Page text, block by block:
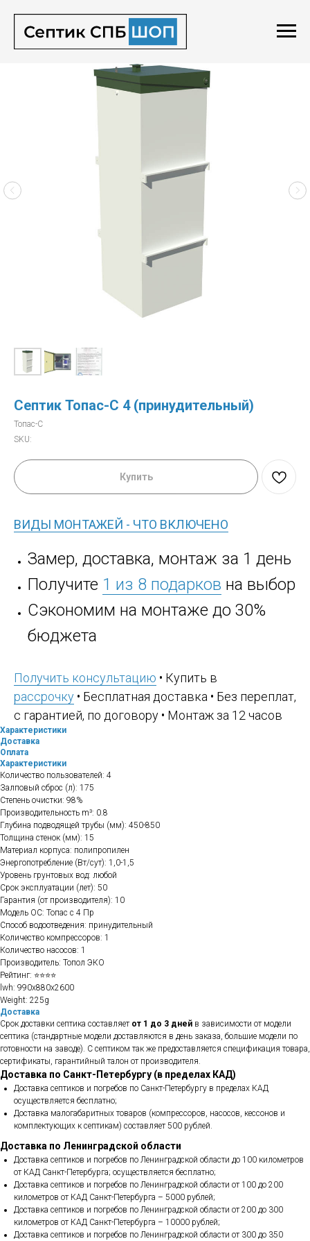
Септик Топас-С 4 (принудительный)
Топас-С
SKU:
Купить
ВИДЫ МОНТАЖЕЙ - ЧТО ВКЛЮЧЕНО
Замер, доставка, монтаж за 1 день
Получите 1 из 8 подарков на выбор
Сэкономим на монтаже до 30%
бюджета
Получить консультацию • Купить в
рассрочку • Бесплатная доставка • Без переплат,
с гарантией, по договору • Монтаж за 12 часов
Характеристики
Доставка
Оплата
Характеристики
Количество пользователей: 4
Залповый сброс (л): 175
Степень очистки: 98%
Производительность m³: 0.8
Глубина подводящей трубы (мм): 450-850
Толщина стенок (мм): 15
Материал корпуса: полипропилен
Энергопотребление (Вт/сут): 1,0-1,5
Уровень грунтовых вод: любой
Срок эксплуатации (лет): 50
Гарантия (от производителя): 10
Модель ОС: Топас с 4 Пр
Способ водоотведения: принудительный
Количество компрессоров: 1
Количество насосов: 1
Производитель: Топол ЭКО
Рейтинг: ⭐⭐⭐⭐
lwh: 990x880x2600
Weight: 225g
Доставка
Срок доставки септика составляет от 1 до 3 дней в зависимости от модели
септика (стандартные модели доставляются в день заказа, большие модели по
готовности на заводе). С септиком так же предоставляется спецификация товара,
сертификаты, гарантийный талон от производителя.
Доставка по Санкт-Петербургу (в пределах КАД)
Доставка септиков и погребов по Санкт-Петербургу в пределах КАД
осуществляется бесплатно;
Доставка малогабаритных товаров (компрессоров, насосов, кессонов и
комплектующих к септикам) составляет 500 рублей.
Доставка по Ленинградской области
Доставка септиков и погребов по Ленинградской области до 100 километров
от КАД Санкт-Петербурга; осуществляется бесплатно;
Доставка септиков и погребов по Ленинградской области от 100 до 200
километров от КАД Санкт-Петербурга – 5000 рублей;
Доставка септиков и погребов по Ленинградской области от 200 до 300
километров от КАД Санкт-Петербурга – 10000 рублей;
Доставка септиков и погребов по Ленинградской области от 300 до 350